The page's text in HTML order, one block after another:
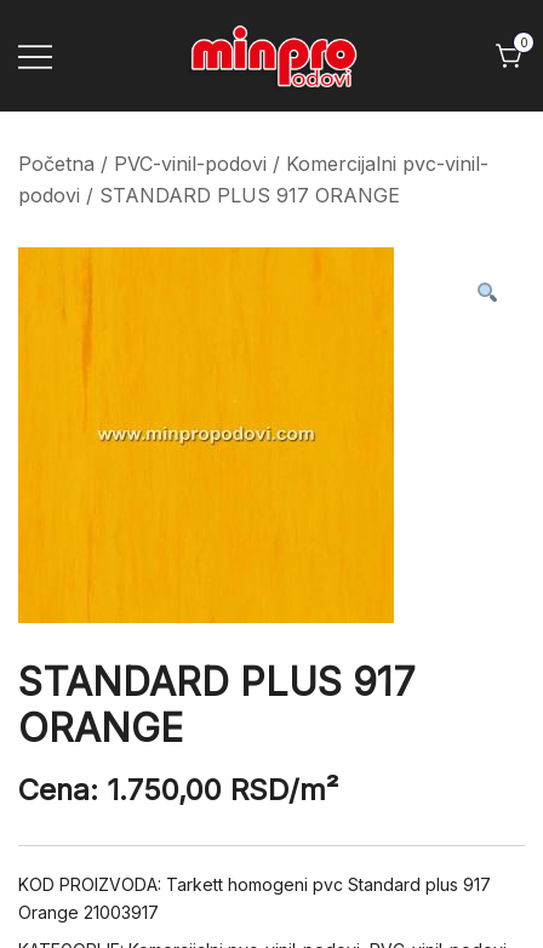
Minpro podovi
0
Početna / PVC-vinil-podovi / Komercijalni pvc-vinil-
podovi / STANDARD PLUS 917 ORANGE
STANDARD PLUS 917
ORANGE
Cena: 1.750,00 RSD/m²
KOD PROIZVODA: Tarkett homogeni pvc Standard plus 917
Orange 21003917